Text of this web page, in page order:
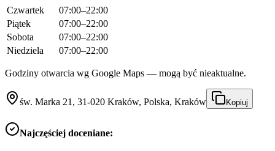
Czwartek
07:00–22:00
Piątek
07:00–22:00
Sobota
07:00–22:00
Niedziela
07:00–22:00
Godziny otwarcia wg Google Maps — mogą być nieaktualne.
św. Marka 21, 31-020 Kraków, Polska, Kraków Kopiuj
Najczęściej doceniane: